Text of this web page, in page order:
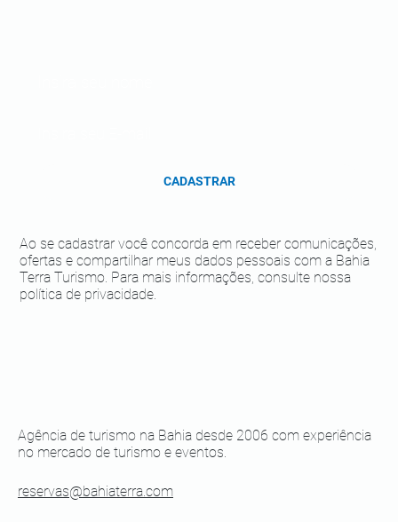
Agência de turismo na Bahia desde 2006 com experiência
no mercado de turismo e eventos.
reservas@bahiaterra.com
Ao se cadastrar você concorda em receber comunicações,
ofertas e compartilhar meus dados pessoais com a Bahia
Terra Turismo. Para mais informações, consulte nossa
política de privacidade.
CADASTRAR